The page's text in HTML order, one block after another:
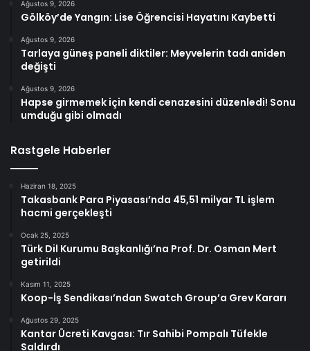
Ağustos 9, 2026
Gölköy’de Yangın: Lise Öğrencisi Hayatını Kaybetti
Ağustos 9, 2026
Tarlaya güneş paneli diktiler: Meyvelerin tadı aniden
değişti
Ağustos 9, 2026
Hapse girmemek için kendi cenazesini düzenledi! Sonu
umduğu gibi olmadı
Rastgele Haberler
Haziran 18, 2025
Takasbank Para Piyasası’nda 45,51 milyar TL işlem
hacmi gerçekleşti
Ocak 25, 2025
Türk Dil Kurumu Başkanlığı’na Prof. Dr. Osman Mert
getirildi
Kasım 11, 2025
Koop-İş Sendikası’ndan Swatch Group’a Grev Kararı
Ağustos 29, 2025
Kantar Ücreti Kavgası: Tır Sahibi Pompalı Tüfekle
Saldırdı